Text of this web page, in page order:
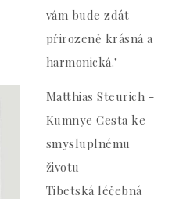
vám bude zdát
přirozeně krásná a
harmonická."
Matthias Steurich -
Kumnye Cesta ke
smysluplnému
životu
Tibetská léčebná